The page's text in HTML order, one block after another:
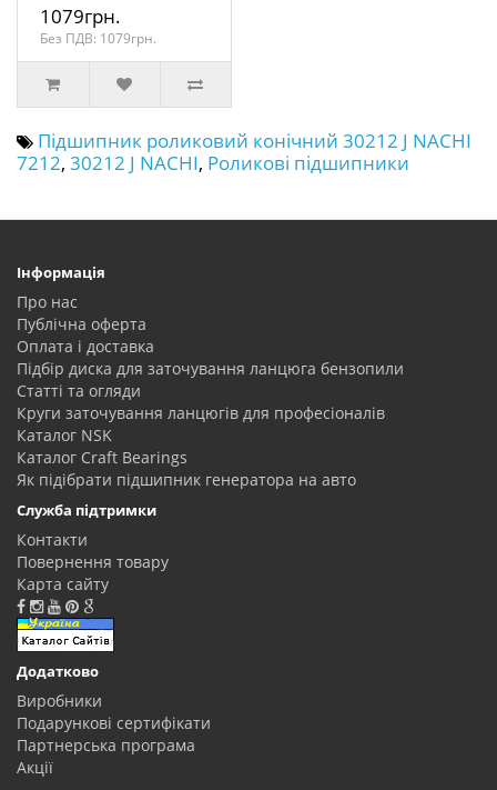
1079грн.
Без ПДВ: 1079грн.
Підшипник роликовий конічний 30212 J NACHI
7212, 30212 J NACHI, Роликові підшипники
Інформація
Про нас
Публічна оферта
Оплата і доставка
Підбір диска для заточування ланцюга бензопили
Статті та огляди
Круги заточування ланцюгів для професіоналів
Каталог NSK
Каталог Craft Bearings
Як підібрати підшипник генератора на авто
Служба підтримки
Контакти
Повернення товару
Карта сайту
Додатково
Виробники
Подарункові сертифікати
Партнерська програма
Акції